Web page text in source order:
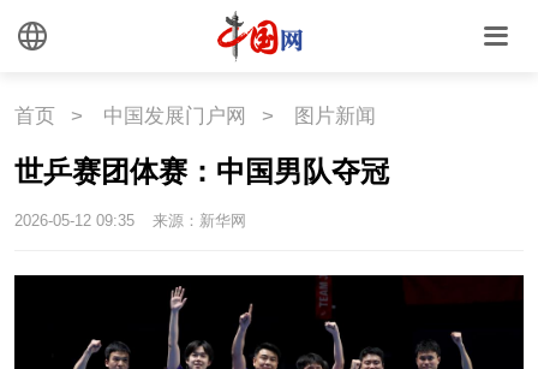
文创
时尚 旅游
悦读 民藏
首页 > 中国发展门户网 > 图片新闻
世乒赛团体赛：中国男队夺冠
2026-05-12 09:35 来源：新华网